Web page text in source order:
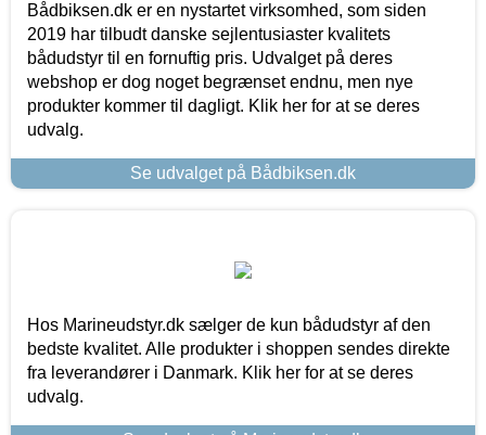
Bådbiksen.dk er en nystartet virksomhed, som siden
2019 har tilbudt danske sejlentusiaster kvalitets
bådudstyr til en fornuftig pris. Udvalget på deres
webshop er dog noget begrænset endnu, men nye
produkter kommer til dagligt. Klik her for at se deres
udvalg.
Se udvalget på Bådbiksen.dk
Hos Marineudstyr.dk sælger de kun bådudstyr af den
bedste kvalitet. Alle produkter i shoppen sendes direkte
fra leverandører i Danmark. Klik her for at se deres
udvalg.